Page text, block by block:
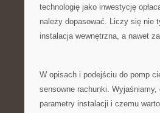
technologię jako inwestycję
należy dopasować. Liczy się nie
instalacja wewnętrzna, a nawet
W opisach i podejściu do pomp
sensowne rachunki.
parametry instalacji i czemu